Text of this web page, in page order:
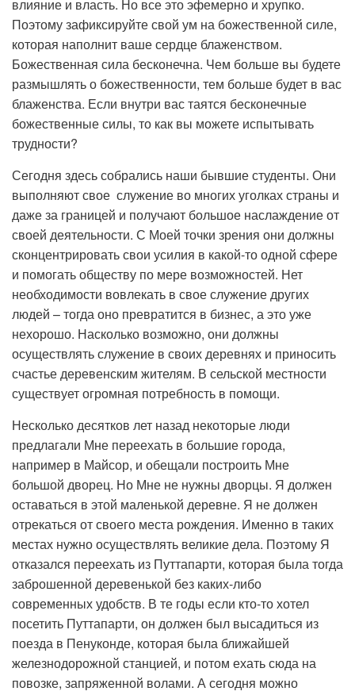
влияние и власть. Но все это эфемерно и хрупко.
Поэтому зафиксируйте свой ум на божественной силе,
которая наполнит ваше сердце блаженством.
Божественная сила бесконечна. Чем больше вы будете
размышлять о божественности, тем больше будет в вас
блаженства. Если внутри вас таятся бесконечные
божественные силы, то как вы можете испытывать
трудности?
Сегодня здесь собрались наши бывшие студенты. Они
выполняют свое служение во многих уголках страны и
даже за границей и получают большое наслаждение от
своей деятельности. С Моей точки зрения они должны
сконцентрировать свои усилия в какой-то одной сфере
и помогать обществу по мере возможностей. Нет
необходимости вовлекать в свое служение других
людей – тогда оно превратится в бизнес, а это уже
нехорошо. Насколько возможно, они должны
осуществлять служение в своих деревнях и приносить
счастье деревенским жителям. В сельской местности
существует огромная потребность в помощи.
Несколько десятков лет назад некоторые люди
предлагали Мне переехать в большие города,
например в Майсор, и обещали построить Мне
большой дворец. Но Мне не нужны дворцы. Я должен
оставаться в этой маленькой деревне. Я не должен
отрекаться от своего места рождения. Именно в таких
местах нужно осуществлять великие дела. Поэтому Я
отказался переехать из Путтапарти, которая была тогда
заброшенной деревенькой без каких-либо
современных удобств. В те годы если кто-то хотел
посетить Путтапарти, он должен был высадиться из
поезда в Пенуконде, которая была ближайшей
железнодорожной станцией, и потом ехать сюда на
повозке, запряженной волами. А сегодня можно